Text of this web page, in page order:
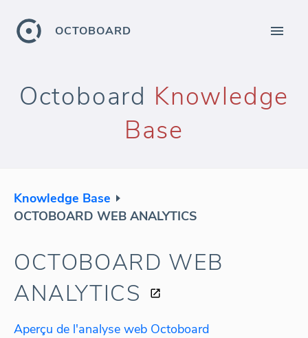
OCTOBOARD
Octoboard Knowledge
Base
Knowledge Base
OCTOBOARD WEB ANALYTICS
OCTOBOARD WEB
ANALYTICS
Aperçu de l'analyse web Octoboard